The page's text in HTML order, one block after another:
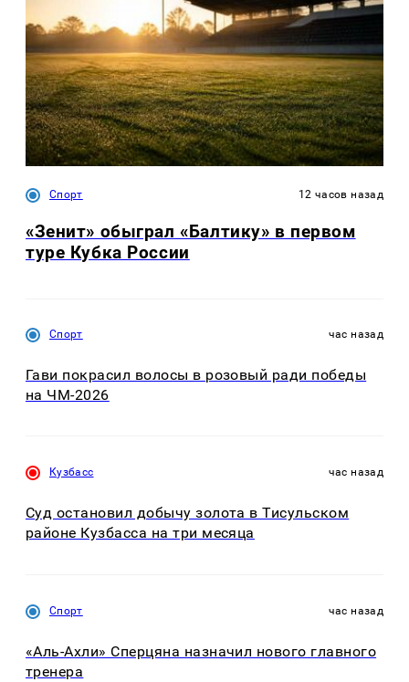
Спорт 12 часов назад
«Зенит» обыграл «Балтику» в первом
туре Кубка России
Спорт час назад
Гави покрасил волосы в розовый ради победы
на ЧМ-2026
Кузбасс час назад
Суд остановил добычу золота в Тисульском
районе Кузбасса на три месяца
Спорт час назад
«Аль-Ахли» Сперцяна назначил нового главного
тренера